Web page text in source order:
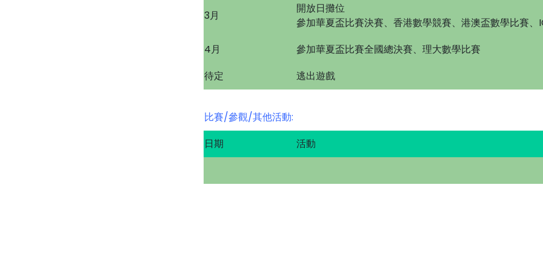
3月
開放日攤位
參加華夏盃比賽決賽、香港數學競賽、港澳盃數學比賽、
4月
參加華夏盃比賽全國總決賽、理大數學比賽
待定
逃出遊戲
比賽/參觀/其他活動:
日期
活動